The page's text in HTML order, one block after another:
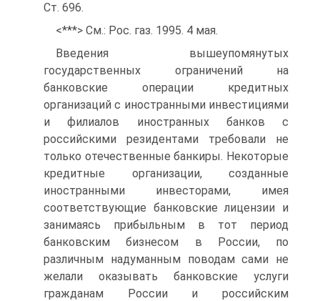
Ст. 696.
<***> См.: Рос. газ. 1995. 4 мая.
Введения вышеупомянутых
государственных ограничений на
банковские операции кредитных
организаций с иностранными инвестициями
и филиалов иностранных банков с
российскими резидентами требовали не
только отечественные банкиры. Некоторые
кредитные организации, созданные
иностранными инвесторами, имея
соответствующие банковские лицензии и
занимаясь прибыльным в тот период
банковским бизнесом в России, по
различным надуманным поводам сами не
желали оказывать банковские услуги
гражданам России и российским